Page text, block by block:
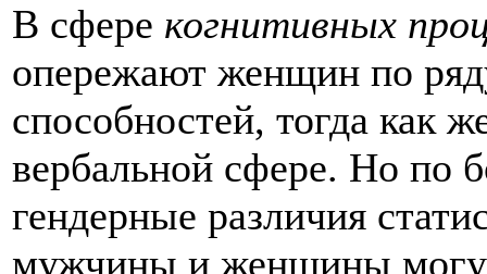
В сфере когнитивных
опережают женщин по
способностей, тогда как
вербальной сфере. Но по
гендерные различия
мужчины и женщины